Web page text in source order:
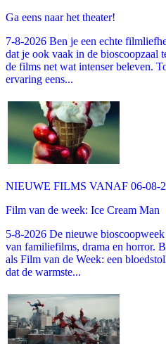
Ga eens naar het theater!
7-8-2026 Ben je een echte
dat je ook vaak in de bioscoopzaal
de films net wat intenser beleven.
ervaring eens...
NIEUWE FILMS VANAF 06-08-
Film van de week: Ice Cream Man
5-8-2026 De nieuwe
van familiefilms, drama en horror.
als Film van de Week: een
dat de warmste...